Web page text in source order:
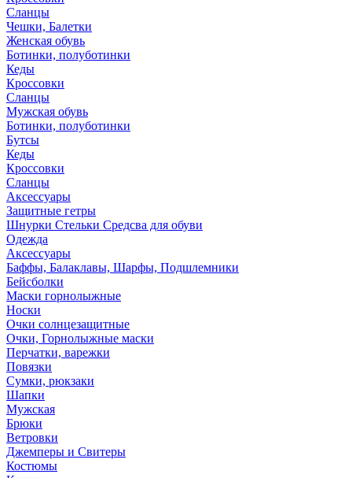
Сланцы
Чешки, Балетки
Женская обувь
Ботинки, полуботинки
Кеды
Кроссовки
Сланцы
Мужская обувь
Ботинки, полуботинки
Бутсы
Кеды
Кроссовки
Сланцы
Аксессуары
Защитные гетры
Шнурки Стельки Средсва для обуви
Одежда
Аксессуары
Баффы, Балаклавы, Шарфы, Подшлемники
Бейсболки
Маски горнолыжные
Носки
Очки солнцезащитные
Очки, Горнолыжные маски
Перчатки, варежки
Повязки
Сумки, рюкзаки
Шапки
Мужская
Брюки
Ветровки
Джемперы и Свитеры
Костюмы